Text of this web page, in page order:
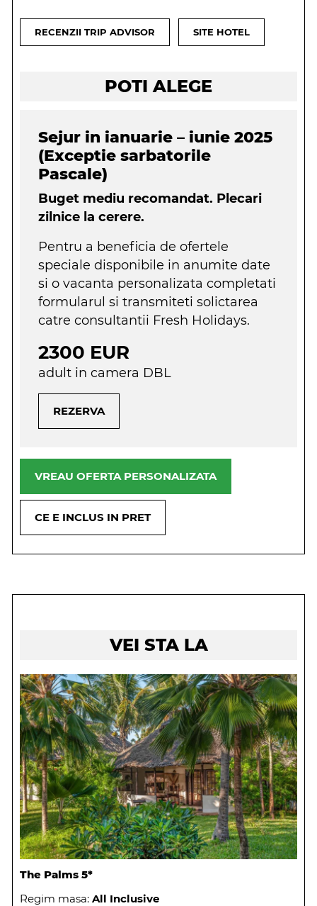
RECENZII TRIP ADVISOR SITE HOTEL
POTI ALEGE
Sejur in ianuarie – iunie 2025
(Exceptie sarbatorile
Pascale)
Buget mediu recomandat. Plecari
zilnice la cerere.
Pentru a beneficia de ofertele
speciale disponibile in anumite date
si o vacanta personalizata completati
formularul si transmiteti solictarea
catre consultantii Fresh Holidays.
2300 EUR
adult in camera DBL
REZERVA
VREAU OFERTA PERSONALIZATA
CE E INCLUS IN PRET
VEI STA LA
The Palms 5*
Regim masa: All Inclusive